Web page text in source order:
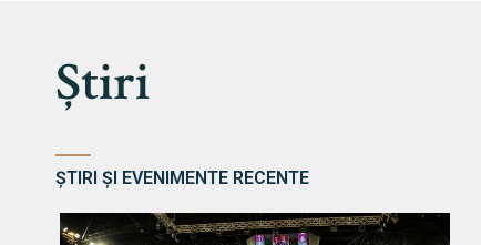
Știri
ȘTIRI ȘI EVENIMENTE RECENTE